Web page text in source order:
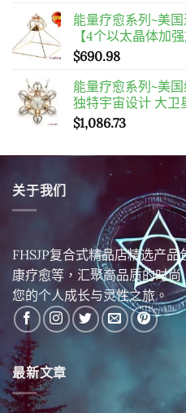
能量疗愈系列~美
【4个以太晶体加
$690.98
能量疗愈系列~美
独特宇宙设计 大卫
$1,086.73
关于我们
FHSJP复合式精品店精选产
康疗愈等，汇聚高品质的时
您的个人成长与灵性之旅。
最新文章